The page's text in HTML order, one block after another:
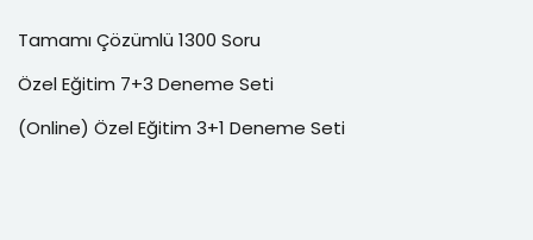
Tamamı Çözümlü 1300 Soru
Özel Eğitim 7+3 Deneme Seti
(Online) Özel Eğitim 3+1 Deneme Seti